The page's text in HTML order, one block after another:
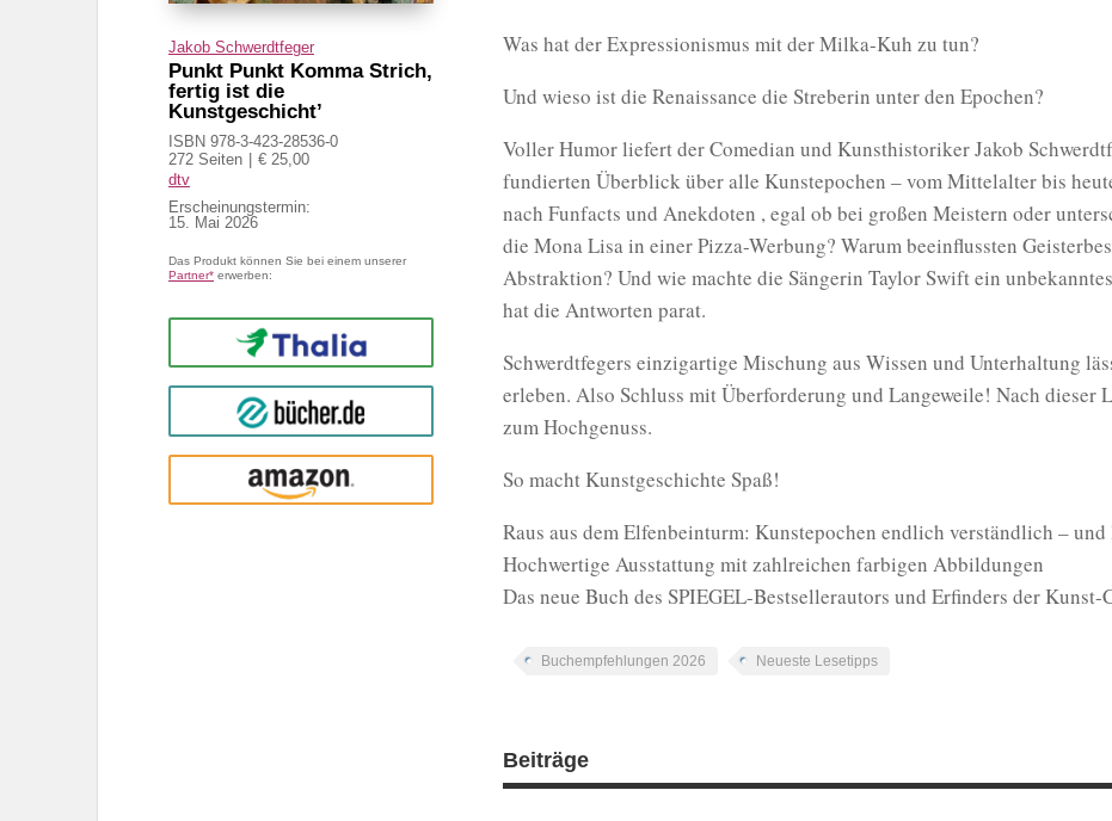
Jakob Schwerdtfeger
Punkt Punkt Komma Strich,
fertig ist die
Kunstgeschicht’
ISBN 978-3-423-28536-0
272 Seiten
€ 25,00
dtv
Erscheinungstermin:
15. Mai 2026
Das Produkt können Sie bei einem unserer
Partner* erwerben:
Thalia
buecher.de
Amazon
Was hat der Expressionismus mit der Milka-Kuh zu tun?
Und wieso ist die Renaissance die Streberin unter den Epochen?
Voller Humor liefert der Comedian und Kunsthistoriker Jakob
fundierten Überblick über alle Kunstepochen – vom Mittelalter bis
nach Funfacts und Anekdoten , egal ob bei großen Meistern oder
die Mona Lisa in einer Pizza-Werbung? Warum beeinflussten
Abstraktion? Und wie machte die Sängerin Taylor Swift ein
hat die Antworten parat.
Schwerdtfegers einzigartige Mischung aus Wissen und Unterhaltung
erleben. Also Schluss mit Überforderung und Langeweile! Nach dieser
zum Hochgenuss.
So macht Kunstgeschichte Spaß!
Raus aus dem Elfenbeinturm: Kunstepochen endlich verständlich –
Hochwertige Ausstattung mit zahlreichen farbigen Abbildungen
Das neue Buch des SPIEGEL-Bestsellerautors und Erfinders der Kunst-
Buchempfehlungen 2026 Neueste Lesetipps
Beiträge